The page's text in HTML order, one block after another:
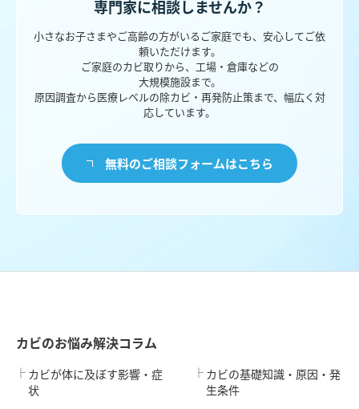
専門家に相談しませんか？
小さなお子さまやご高齢の方がいるご家庭でも、安心してご依
頼いただけます。
ご家庭のカビ取りから、工場・倉庫などの
大規模施設まで。
原因調査から医療レベルの除カビ・再発防止策まで、幅広く対
応しています。
無料のご相談フォームはこちら
カビのお悩み解決コラム
カビが体に及ぼす影響・症
状
カビの基礎知識・原因・発
生条件